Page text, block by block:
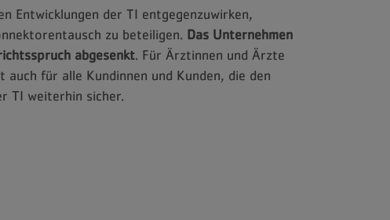
Entwicklungen der TI entgegenzuwirken,
zu beteiligen. Das Unternehmen
abgesenkt. Für Ärztinnen und Ärzte
für alle Kundinnen und Kunden, die den
TI weiterhin sicher.